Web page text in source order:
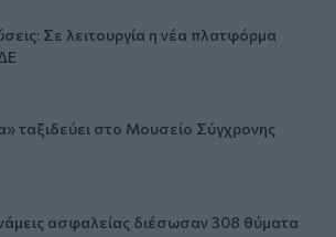
Σε λειτουργία η νέα πλατφόρμα
ταξιδεύει στο Μουσείο Σύγχρονης
ασφαλείας διέσωσαν 308 θύματα